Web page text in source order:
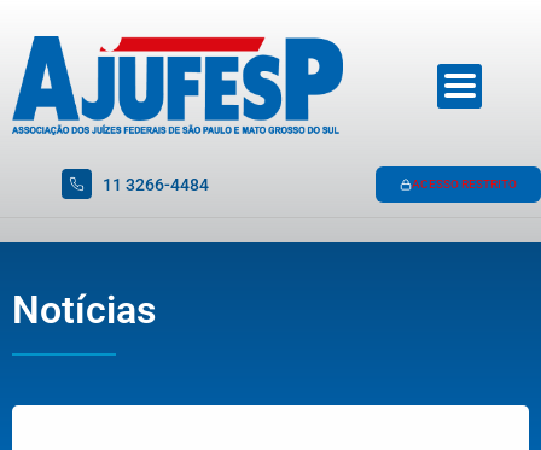
11 3266-4484 ACESSO RESTRITO
Notícias